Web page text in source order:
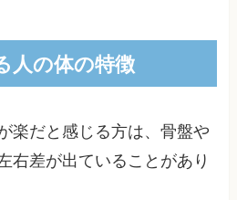
人の体の特徴
楽だと感じる方は、骨盤や
右差が出ていることがあり